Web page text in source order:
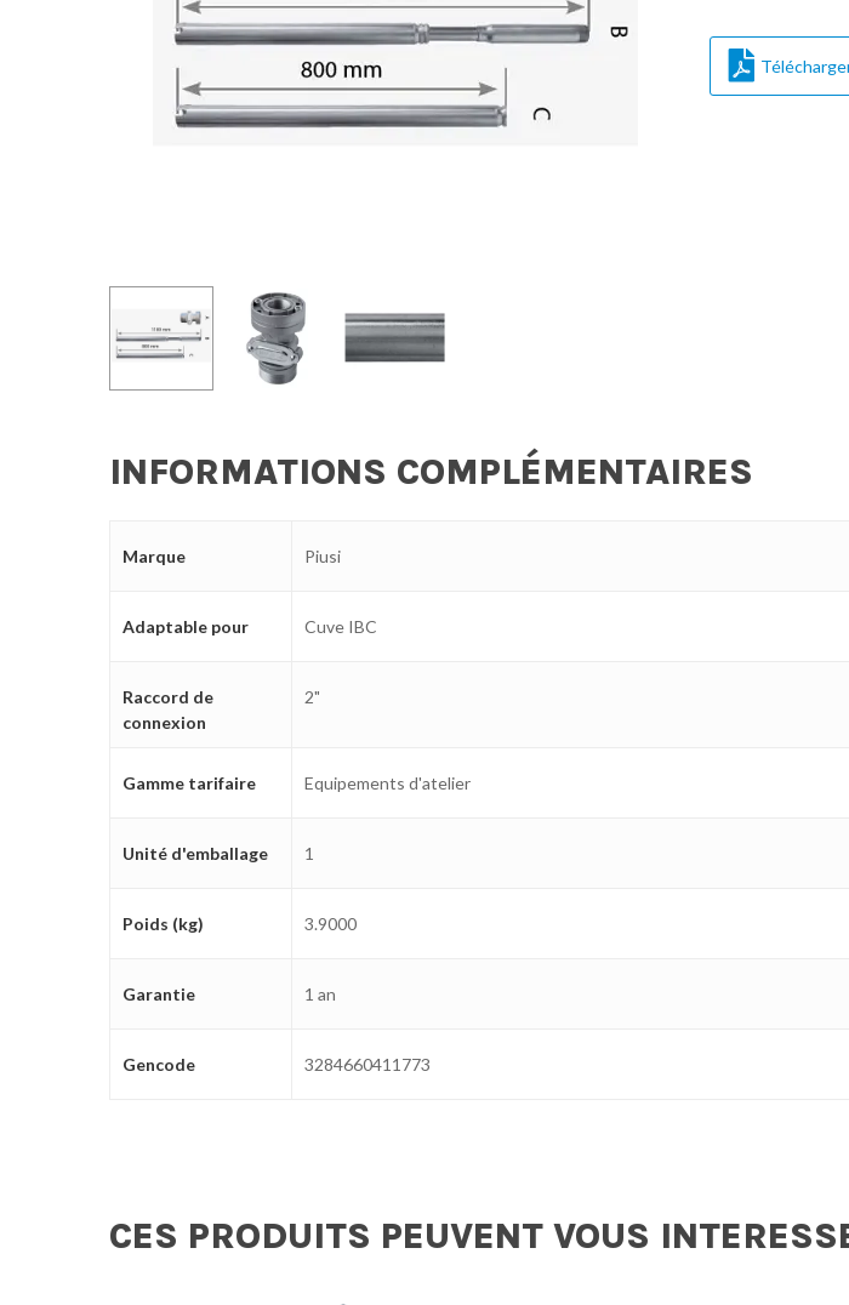
INFORMATIONS COMPLÉMENTAIRES
Marque Piusi
Adaptable pour Cuve IBC
Raccord de
connexion
2"
Gamme tarifaire Equipements d'atelier
Unité d'emballage 1
Poids (kg) 3.9000
Garantie 1 an
Gencode 3284660411773
CES PRODUITS PEUVENT VOUS